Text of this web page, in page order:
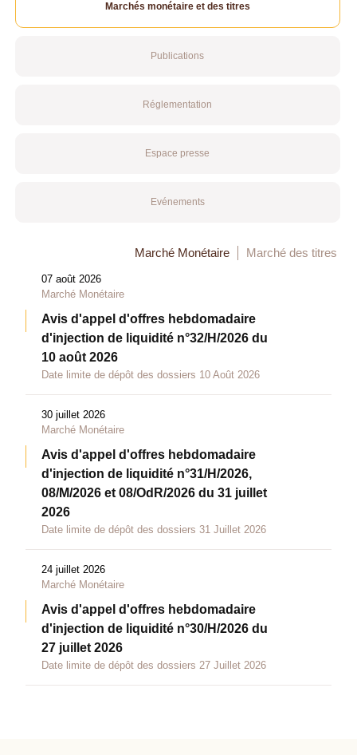
Marchés monétaire et des titres
Publications
Réglementation
Espace presse
Evénements
Marché Monétaire Marché des titres
07 août 2026
Marché Monétaire
Avis d'appel d'offres hebdomadaire
d'injection de liquidité n°32/H/2026 du
10 août 2026
Date limite de dépôt des dossiers 10 Août 2026
30 juillet 2026
Marché Monétaire
Avis d'appel d'offres hebdomadaire
d'injection de liquidité n°31/H/2026,
08/M/2026 et 08/OdR/2026 du 31 juillet
2026
Date limite de dépôt des dossiers 31 Juillet 2026
24 juillet 2026
Marché Monétaire
Avis d'appel d'offres hebdomadaire
d'injection de liquidité n°30/H/2026 du
27 juillet 2026
Date limite de dépôt des dossiers 27 Juillet 2026